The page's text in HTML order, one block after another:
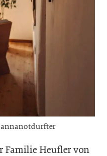
Familie Heufler von